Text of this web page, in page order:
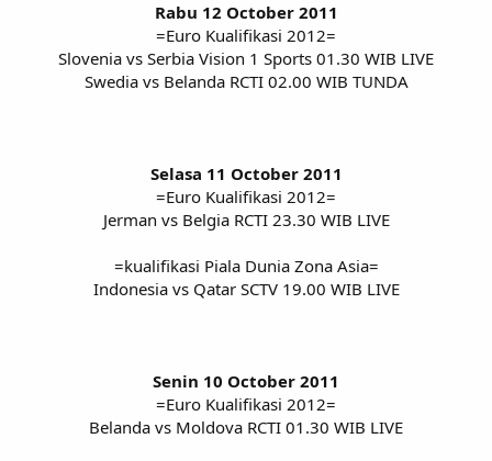
Rabu 12 October 2011
=Euro Kualifikasi 2012=
Slovenia vs Serbia Vision 1 Sports 01.30 WIB LIVE
Swedia vs Belanda RCTI 02.00 WIB TUNDA
Selasa 11 October 2011
=Euro Kualifikasi 2012=
Jerman vs Belgia RCTI 23.30 WIB LIVE
=kualifikasi Piala Dunia Zona Asia=
Indonesia vs Qatar SCTV 19.00 WIB LIVE
Senin 10 October 2011
=Euro Kualifikasi 2012=
Belanda vs Moldova RCTI 01.30 WIB LIVE